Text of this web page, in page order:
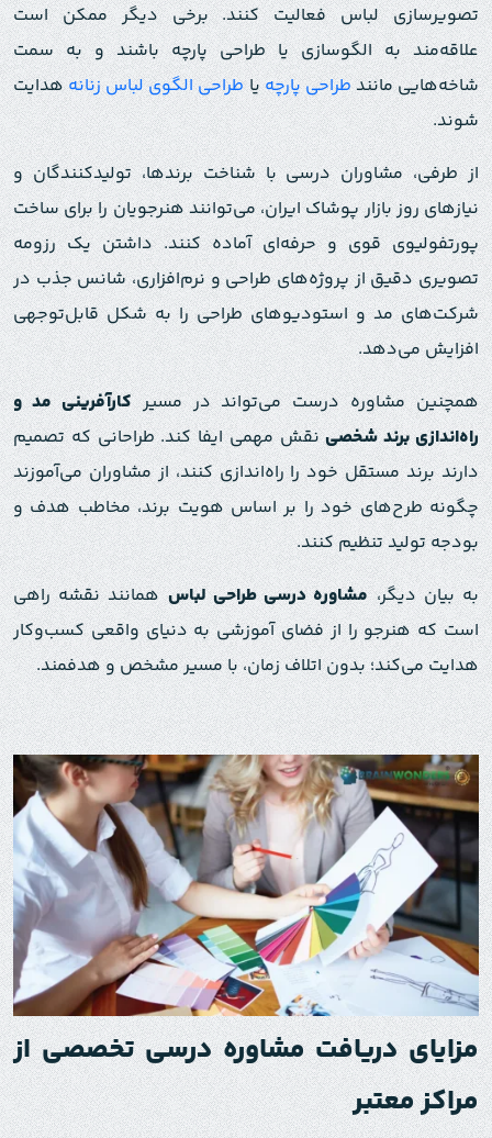
تصویرسازی لباس فعالیت کنند. برخی دیگر ممکن است
علاقه‌مند به الگوسازی یا طراحی پارچه باشند و به سمت
شاخه‌هایی مانندطراحی پارچهیاطراحی الگوی لباس زنانههدایت
شوند.
از طرفی، مشاوران درسی با شناخت برندها، تولیدکنندگان و
نیازهای روز بازار پوشاک ایران، می‌توانند هنرجویان را برای ساخت
پورتفولیوی قوی و حرفه‌ای آماده کنند. داشتن یک رزومه
تصویری دقیق از پروژه‌های طراحی و نرم‌افزاری، شانس جذب در
شرکت‌های مد و استودیوهای طراحی را به شکل قابل‌توجهی
افزایش می‌دهد.
همچنین مشاوره درست می‌تواند در مسیرکارآفرینی مد و
راه‌اندازی برند شخصینقش مهمی ایفا کند. طراحانی که تصمیم
دارند برند مستقل خود را راه‌اندازی کنند، از مشاوران می‌آموزند
چگونه طرح‌های خود را بر اساس هویت برند، مخاطب هدف و
بودجه تولید تنظیم کنند.
به بیان دیگر،مشاوره درسی طراحی لباسهمانند نقشه راهی
است که هنرجو را از فضای آموزشی به دنیای واقعی کسب‌وکار
هدایت می‌کند؛ بدون اتلاف زمان، با مسیر مشخص و هدفمند.
مزایای دریافت مشاوره درسی تخصصی از
مراکز معتبر